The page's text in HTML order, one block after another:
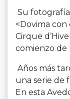
Su fotografía
<Dovima
Cirque
comienzo de
Años más
una serie de
En esta